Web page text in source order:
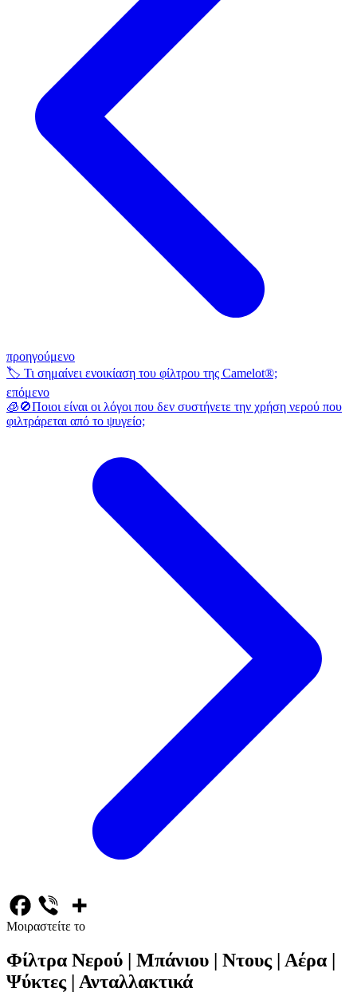
προηγούμενο
🏷️ Τι σημαίνει ενοικίαση του φίλτρου της Camelot®;
επόμενο
🧊🚫Ποιοι είναι οι λόγοι που δεν συστήνετε την χρήση νερού που
φιλτράρεται από το ψυγείο;
Μοιραστείτε το
Φίλτρα Νερού | Μπάνιου | Ντους | Αέρα |
Ψύκτες | Ανταλλακτικά